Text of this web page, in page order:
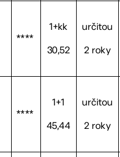
****
1+kk
30,52
určitou
2 roky
****
1+1
45,44
určitou
2 roky